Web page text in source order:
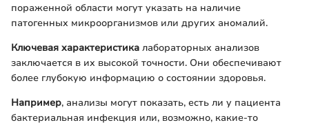
пораженной области могут указать на наличие
патогенных микроорганизмов или других аномалий.
Ключевая характеристика лабораторных анализов
заключается в их высокой точности. Они обеспечивают
более глубокую информацию о состоянии здоровья.
Например, анализы могут показать, есть ли у пациента
бактериальная инфекция или, возможно, какие-то